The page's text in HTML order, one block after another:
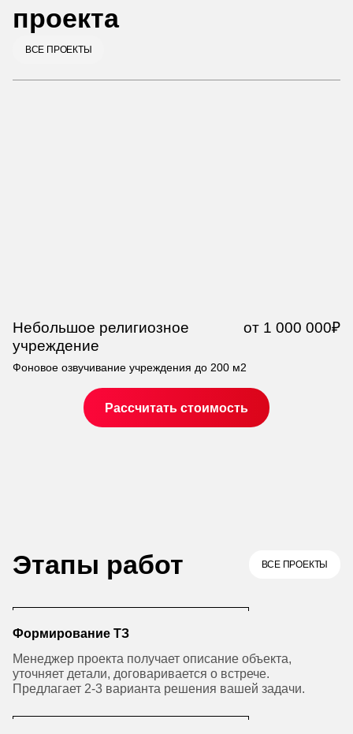
проекта
ВСЕ ПРОЕКТЫ
Небольшое религиозное
учреждение
от 1 000 000₽
Фоновое озвучивание учреждения до 200 м2
Рассчитать стоимость
Этапы работ ВСЕ ПРОЕКТЫ
Формирование ТЗ
Менеджер проекта получает описание объекта,
уточняет детали, договаривается о встрече.
Предлагает 2-3 варианта решения вашей задачи.